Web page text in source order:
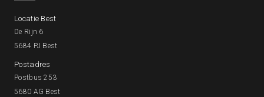
Locatie Best
De Rijn 6
5684 PJ Best
Postadres
Postbus 253
5680 AG Best